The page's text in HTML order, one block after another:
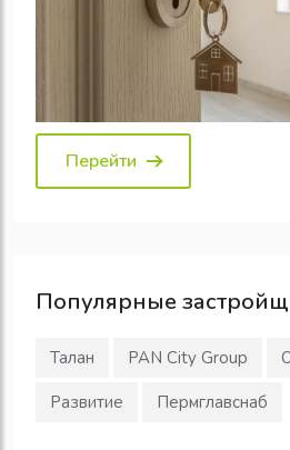
Перейти
Популярные
Талан PAN City Group
Развитие
Пермглавснаб